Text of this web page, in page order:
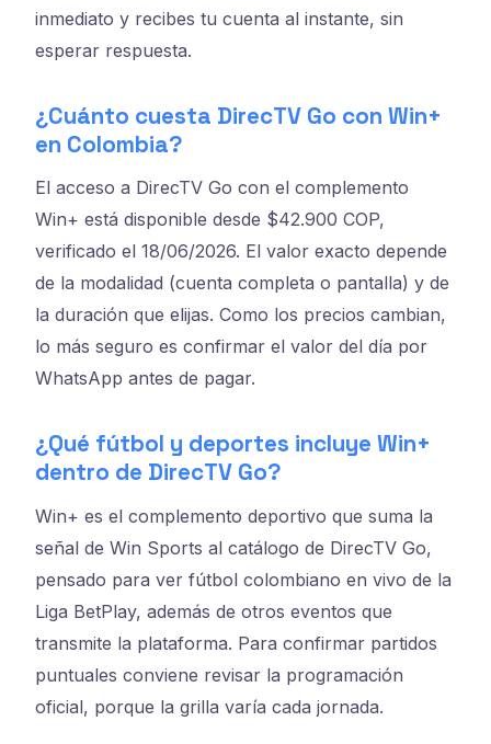
inmediato y recibes tu cuenta al instante, sin
esperar respuesta.
¿Cuánto cuesta DirecTV Go con Win+
en Colombia?
El acceso a DirecTV Go con el complemento
Win+ está disponible desde $42.900 COP,
verificado el 18/06/2026. El valor exacto depende
de la modalidad (cuenta completa o pantalla) y de
la duración que elijas. Como los precios cambian,
lo más seguro es confirmar el valor del día por
WhatsApp antes de pagar.
¿Qué fútbol y deportes incluye Win+
dentro de DirecTV Go?
Win+ es el complemento deportivo que suma la
señal de Win Sports al catálogo de DirecTV Go,
pensado para ver fútbol colombiano en vivo de la
Liga BetPlay, además de otros eventos que
transmite la plataforma. Para confirmar partidos
puntuales conviene revisar la programación
oficial, porque la grilla varía cada jornada.